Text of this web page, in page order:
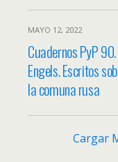
MAYO 12, 2022
Cuadernos PyP
Engels. Escritos
la comuna rusa
Cargar